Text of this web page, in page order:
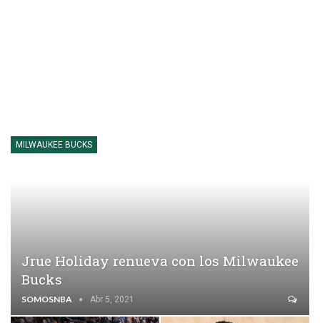
MILWAUKEE BUCKS
Jrue Holiday renueva con los Milwaukee
Bucks
SOMOSNBA Abr 5, 2021